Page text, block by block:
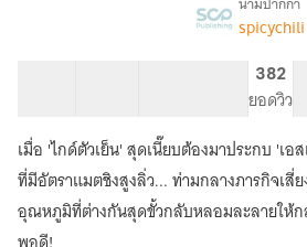
เรื่อง
วัด
อุณหภูมิ
หัวใจ
ให้
ตรง
กัน
spicychili
382
ยอดวิว
เมื่อ 'ไกด์ตัวเย็น' สุดเนี๊ยบต้องมาประกบ 'เ
ที่มีอัตราแมตชิงสูงลิ่ว... ท่ามกลางภารกิจเสี่
อุณหภูมิที่ต่างกันสุดขั้วกลับหลอมละลายให้ก